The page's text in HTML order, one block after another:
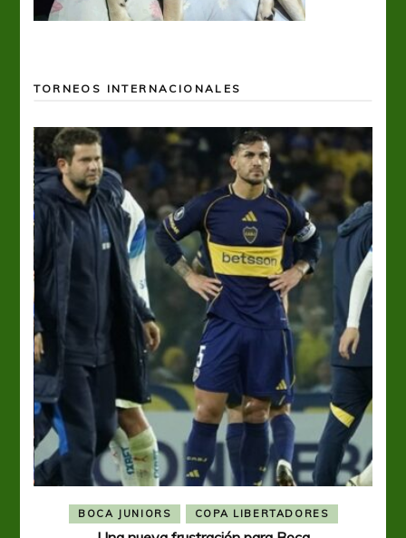
TORNEOS INTERNACIONALES
BOCA JUNIORS COPA LIBERTADORES